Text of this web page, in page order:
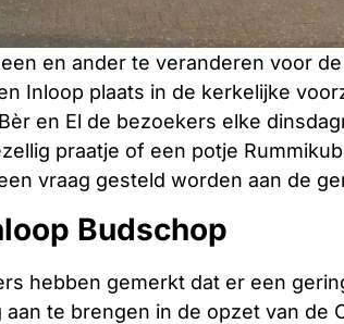
en ander te veranderen voor
Inloop plaats in de kerkelijke
en El de bezoekers elke
praatje of een potje
vraag gesteld worden aan de
Budschop
hebben gemerkt dat er een
te brengen in de opzet van de